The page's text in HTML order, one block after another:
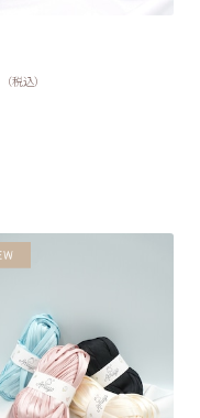
（税込）